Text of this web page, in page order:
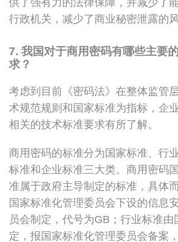
供了强有力的法律保障，并减少了
行政机关，减少了商业秘密泄露的风
7. 我国对于商用密码有哪些主要
求？
考虑到目前《密码法》在整体监管
术规范规则和国家标准为指标，企
相关的技术标准要求有所了解。
商用密码的标准分为国家标准、行
标准和企业标准三大类。商用密码
准属于政府主导制定的标准，具体
国家标准化管理委员会下设的信息
员会制定，代号为GB；行业标准由
定，报国家标准化管理委员会备案